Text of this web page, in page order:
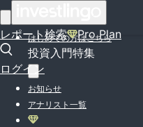
レポート検索 Pro Plan
ログイン
はじめての方はこちら
投資入門特集
お知らせ
アナリスト一覧